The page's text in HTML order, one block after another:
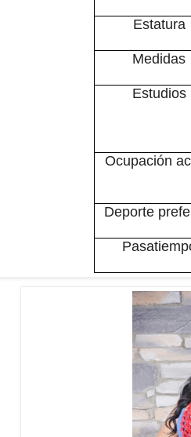
Estatura
Medidas
Estudios
Ocupación
Deporte